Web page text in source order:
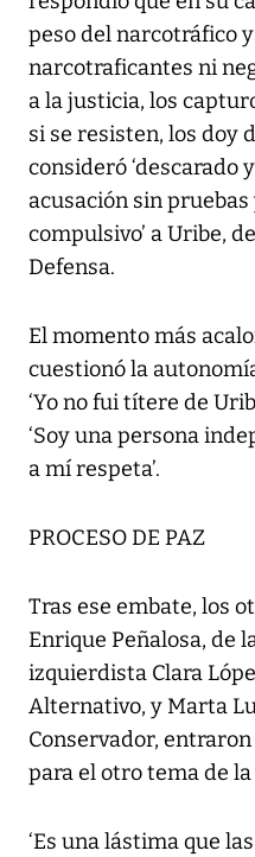
peso del narcotráfico y
narcotraficantes ni
a la justicia, los
si se resisten, los doy
consideró ‘descarado
acusación sin
compulsivo’ a Uribe,
Defensa.
El momento más
cuestionó la
‘Yo no fui títere de
‘Soy una persona
a mí respeta’.
PROCESO DE PAZ
Tras ese embate, los
Enrique Peñalosa, de
izquierdista Clara
Alternativo, y Marta
Conservador,
para el otro tema de
‘Es una lástima que